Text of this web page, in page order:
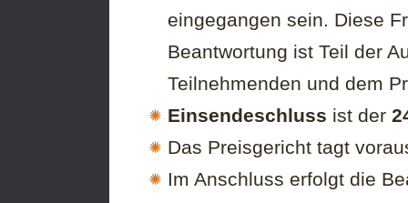
eingegangen sein. Diese
Beantwortung ist Teil der
Teilnehmenden und dem
Einsendeschluss ist der
Das Preisgericht tagt
Im Anschluss erfolgt die